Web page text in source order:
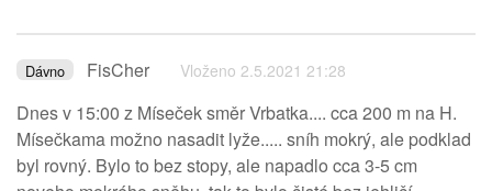
Dávno FisCher Vloženo 2.5.2021 21:28
Dnes v 15:00 z Míseček směr Vrbatka.... cca 200 m na H.
Mísečkama možno nasadit lyže..... sníh mokrý, ale podklad
byl rovný. Bylo to bez stopy, ale napadlo cca 3-5 cm